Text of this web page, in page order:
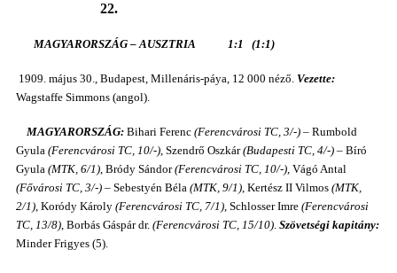
22.
MAGYARORSZÁG – AUSZTRIA 1:1 (1:1)
1909. május 30., Budapest, Millenáris-páya, 12 000 néző. Vezette:
Wagstaffe Simmons (angol).
MAGYARORSZÁG: Bihari Ferenc (Ferencvárosi TC, 3/-) – Rumbold
Gyula (Ferencvárosi TC, 10/-), Szendrő Oszkár(Budapesti TC, 4/-) – Bíró
Gyula (MTK, 6/1), Bródy Sándor(Ferencvárosi TC, 10/-), Vágó Antal
(Fővárosi TC, 3/-) – Sebestyén Béla (MTK, 9/1), Kertész II Vilmos (MTK,
2/1), Koródy Károly (Ferencvárosi TC, 7/1), Schlosser Imre (Ferencvárosi
TC, 13/8), Borbás Gáspár dr. (Ferencvárosi TC, 15/10). Szövetségi kapitány:
Minder Frigyes (5).